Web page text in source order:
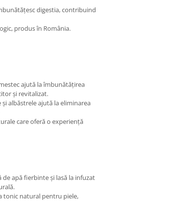
digestia, contribuind
produs în România.
ajută la îmbunătățirea
și revitalizat.
și albăstrele ajută la eliminarea
care oferă o experiență
de apă fierbinte și lasă la infuzat
tonic natural pentru piele,